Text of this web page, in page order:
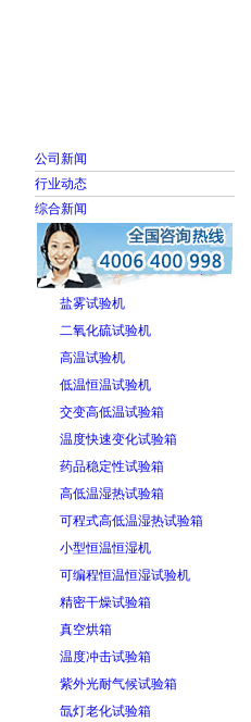
公司新闻
行业动态
综合新闻
盐雾试验机
二氧化硫试验机
高温试验机
低温恒温试验机
交变高低温试验箱
温度快速变化试验箱
药品稳定性试验箱
高低温湿热试验箱
可程式高低温湿热试验箱
小型恒温恒湿机
可编程恒温恒湿试验机
精密干燥试验箱
真空烘箱
温度冲击试验箱
紫外光耐气候试验箱
氙灯老化试验箱